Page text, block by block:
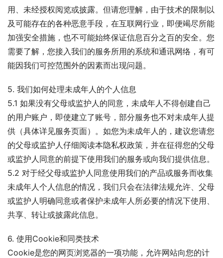
用、未经授权阅览或披露。但请您理解，由于技术的限制以
及可能存在的各种恶意手段，在互联网行业，即便竭尽所能
加强安全措施，也不可能始终保证信息百分之百的安全。您
需要了解，您接入我们的服务所用的系统和通讯网络，有可
能因我们可控范围外的因素而出现问题。
5. 我们如何处理未成年人的个人信息
5.1 如果没有父母或监护人的同意，未成年人不得创建自己
的用户账户，即使建立了账号，部分服务也不对未成年人提
供（具体详见服务页面）。如您为未成年人的，建议您请您
的父母或监护人仔细阅读本隐私权政策，并在征得您的父母
或监护人同意的前提下使用我们的服务或向我们提供信息。
5.2 对于经父母或监护人同意使用我们的产品或服务而收集
未成年人个人信息的情况，我们只会在法律法规允许、父母
或监护人明确同意或者保护未成年人所必要的情况下使用、
共享、转让或披露此信息。
6. 使用Cookie和同类技术
Cookie是您的网页浏览器的一项功能，允许网站向您的计